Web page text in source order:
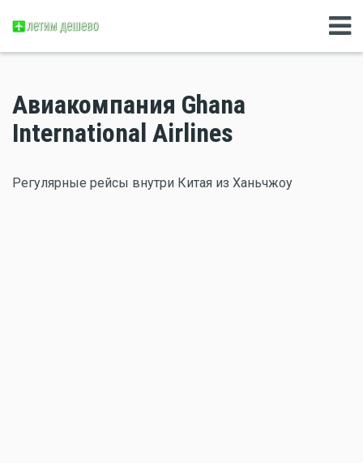
Авиакомпания Ghana
International Airlines
Регулярные рейсы внутри Китая из Ханьчжоу